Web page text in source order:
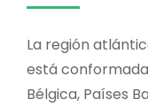
La región
está
Bélgica, Paí­ses